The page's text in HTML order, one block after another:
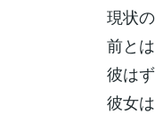
現状
前と
彼は
彼女